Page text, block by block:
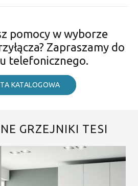
pomocy w wyborze
Zapraszamy do
telefonicznego.
KATALOGOWA
GRZEJNIKI TESI